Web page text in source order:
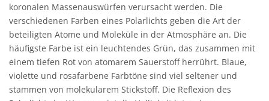
koronalen Massenauswürfen verursacht werden. Die
verschiedenen Farben eines Polarlichts geben die Art der
beteiligten Atome und Moleküle in der Atmosphäre an. Die
häufigste Farbe ist ein leuchtendes Grün, das zusammen mit
einem tiefen Rot von atomarem Sauerstoff herrührt. Blaue,
violette und rosafarbene Farbtöne sind viel seltener und
stammen von molekularem Stickstoff. Die Reflexion des